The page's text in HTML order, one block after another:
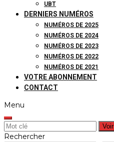
UBT
DERNIERS NUMÉROS
NUMÉROS DE 2025
NUMÉROS DE 2024
NUMÉROS DE 2023
NUMÉROS DE 2022
NUMÉROS DE 2021
VOTRE ABONNEMENT
CONTACT
Menu
Rechercher:
Rechercher